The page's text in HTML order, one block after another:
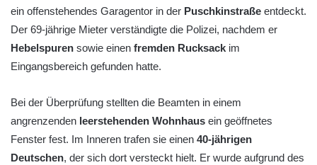
ein offenstehendes Garagentor in der Puschkinstraße entdeckt.
Der 69-jährige Mieter verständigte die Polizei, nachdem er
Hebelspuren sowie einen fremden Rucksack im
Eingangsbereich gefunden hatte.
Bei der Überprüfung stellten die Beamten in einem
angrenzenden leerstehenden Wohnhaus ein geöffnetes
Fenster fest. Im Inneren trafen sie einen 40-jährigen
Deutschen, der sich dort versteckt hielt. Er wurde aufgrund des